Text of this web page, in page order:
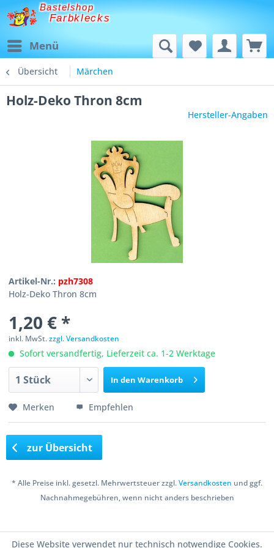
Bastelshop
Farbklecks
Menü
Übersicht Märchen
Holz-Deko Thron 8cm
Hersteller-Angaben
Artikel-Nr.: pzh7308
Holz-Deko Thron 8cm
1,20 € *
inkl. MwSt.zzgl. Versandkosten
Sofort versandfertig, Lieferzeit ca. 1-2 Werktage
In den Warenkorb
Merken Empfehlen
zur Übersicht
* Alle Preise inkl. gesetzl. Mehrwertsteuer zzgl.Versandkosten und ggf.
Nachnahmegebühren, wenn nicht anders beschrieben
Diese Website verwendet nur technisch notwendige Cookies.